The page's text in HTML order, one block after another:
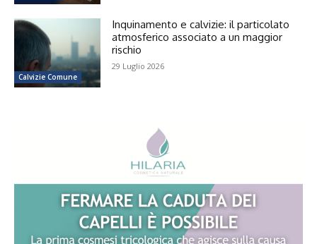
Calvizie Comune
Inquinamento e calvizie: il particolato
atmosferico associato a un maggior
rischio
29 Luglio 2026